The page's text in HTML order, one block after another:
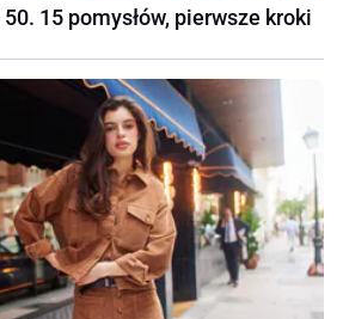
15 pomysłów, pierwsze kroki